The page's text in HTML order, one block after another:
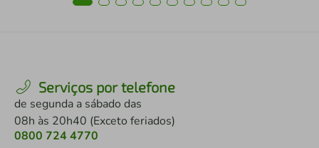
Serviços por telefone
de segunda a sábado das
08h às 20h40 (Exceto feriados)
0800 724 4770